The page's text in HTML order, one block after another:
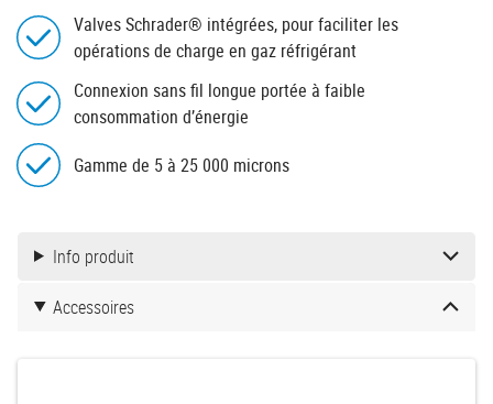
Valves Schrader® intégrées, pour faciliter les
opérations de charge en gaz réfrigérant
Connexion sans fil longue portée à faible
consommation d’énergie
Gamme de 5 à 25 000 microns
Info produit
Accessoires